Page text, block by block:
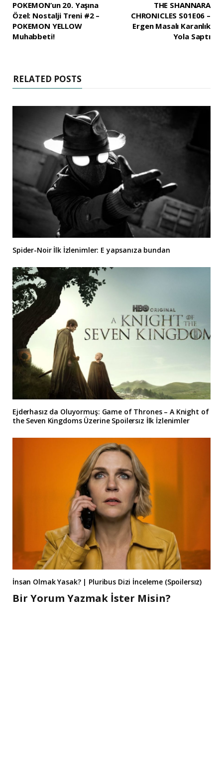
POKEMON’un 20. Yaşına
Özel: Nostalji Treni #2 –
POKEMON YELLOW
Muhabbeti!
THE SHANNARA
CHRONICLES S01E06 –
Ergen Masalı Karanlık
Yola Saptı
RELATED POSTS
Spider-Noir İlk İzlenimler: E yapsanıza bundan
Ejderhasız da Oluyormuş: Game of Thrones – A Knight of
the Seven Kingdoms Üzerine Spoilersız İlk İzlenimler
İnsan Olmak Yasak? | Pluribus Dizi İnceleme (Spoilersız)
Bir Yorum Yazmak İster Misin?